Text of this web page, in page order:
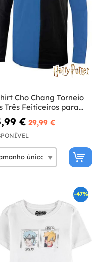
Cho Chang Torneio
Três Feiticeiros para
- Harry Potter
€ 29,99 €
-47%